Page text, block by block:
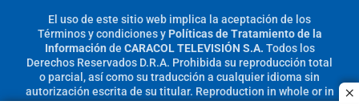
El uso de este sitio web implica la aceptación de los
Términos y condicionesy Políticas de Tratamiento de la
Información de CARACOL TELEVISIÓN S.A. Todos los
Derechos Reservados D.R.A. Prohibida su reproducción total
o parcial, así como su traducción a cualquier idioma sin
autorización escrita de su titular. Reproduction in whole or in